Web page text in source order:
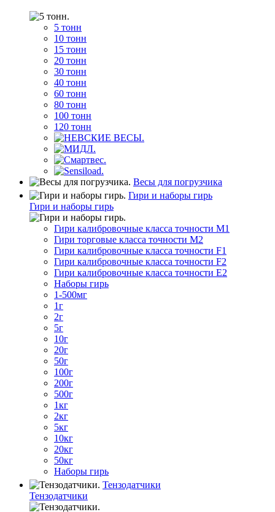
5 тонн
10 тонн
15 тонн
20 тонн
30 тонн
40 тонн
60 тонн
80 тонн
100 тонн
120 тонн
Весы для погрузчика
Гири и наборы гирь
Гири и наборы гирь
Гири калибровочные класса точности M1
Гири торговые класса точности M2
Гири калибровочные класса точности F1
Гири калибровочные класса точности F2
Гири калибровочные класса точности E2
Наборы гирь
1-500мг
1г
2г
5г
10г
20г
50г
100г
200г
500г
1кг
2кг
5кг
10кг
20кг
50кг
Наборы гирь
Тензодатчики
Тензодатчики